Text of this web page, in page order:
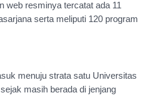
web resminya tercatat ada 11
serta meliputi 120 program
menuju strata satu Universitas
masih berada di jenjang